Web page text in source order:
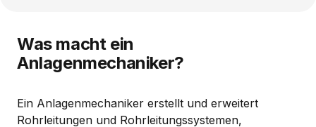
Was macht ein
Anlagenmechaniker?
Ein Anlagenmechaniker erstellt und erweitert
Rohrleitungen und Rohrleitungssystemen,